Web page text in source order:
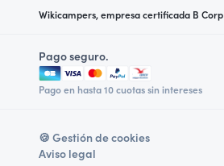
Wikicampers, empresa certificada B Corp
Pago seguro.
Pago en hasta 10 cuotas sin intereses
🍪 Gestión de cookies
Aviso legal